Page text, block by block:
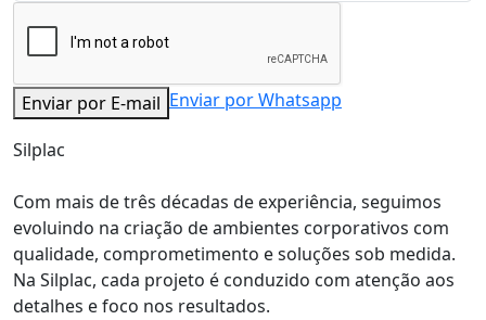
Enviar por E-mail Enviar por Whatsapp
Silplac
Com mais de três décadas de experiência, seguimos
evoluindo na criação de ambientes corporativos com
qualidade, comprometimento e soluções sob medida.
Na Silplac, cada projeto é conduzido com atenção aos
detalhes e foco nos resultados.